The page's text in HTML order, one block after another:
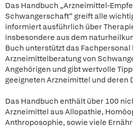
Das Handbuch „Arzneimittel-
Schwangerschaft“ greift alle
informiert ausführlich über
insbesondere aus dem
Buch unterstützt das Fachpersonal
Arzneimittelberatung von
Angehörigen und gibt wertvolle
geeigneten Arzneimittel und deren
Das Handbuch enthält über 100
Arzneimittel aus Allopathie,
Anthroposophie, sowie viele